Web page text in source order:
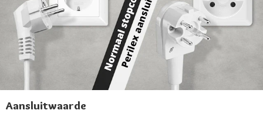
Aansluitwaarde